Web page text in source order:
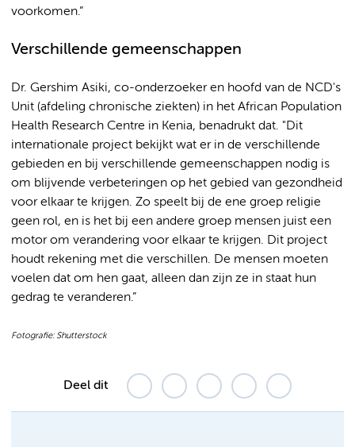
voorkomen.”
Verschillende gemeenschappen
Dr. Gershim Asiki, co-onderzoeker en hoofd van de NCD's
Unit (afdeling chronische ziekten) in het African Population
Health Research Centre in Kenia, benadrukt dat. "Dit
internationale project bekijkt wat er in de verschillende
gebieden en bij verschillende gemeenschappen nodig is
om blijvende verbeteringen op het gebied van gezondheid
voor elkaar te krijgen. Zo speelt bij de ene groep religie
geen rol, en is het bij een andere groep mensen juist een
motor om verandering voor elkaar te krijgen. Dit project
houdt rekening met die verschillen. De mensen moeten
voelen dat om hen gaat, alleen dan zijn ze in staat hun
gedrag te veranderen.”
Fotografie: Shutterstock
Deel dit